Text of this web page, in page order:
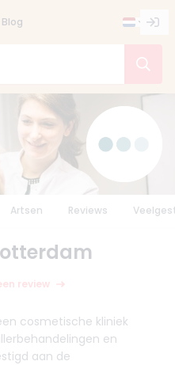
Blog
Artsen Reviews
review
cosmetische kliniek
en
aan de